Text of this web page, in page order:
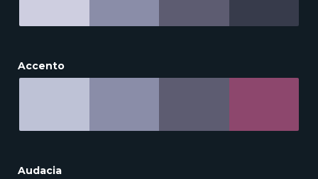
Accento
Audacia